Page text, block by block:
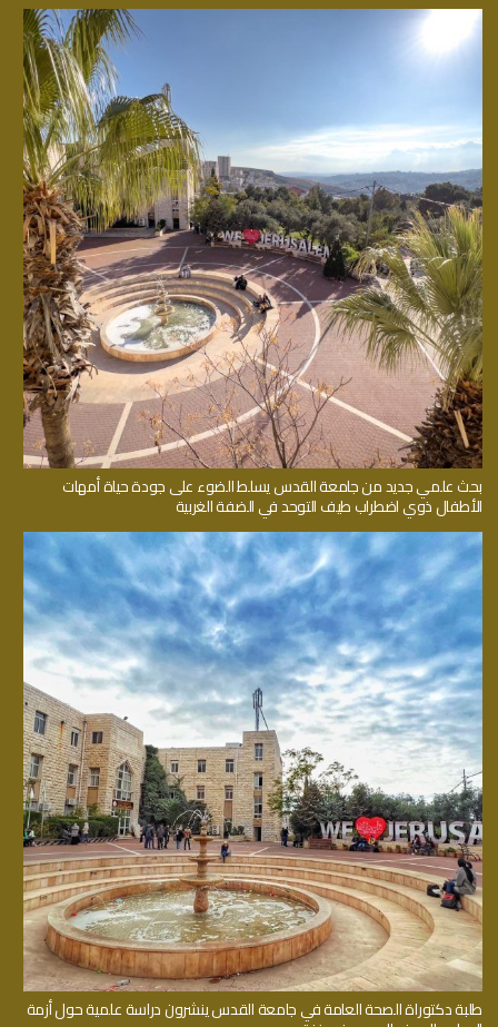
بحث علمي جديد من جامعة القدس يسلط الضوء على جودة حياة أمهات
الأطفال ذوي اضطراب طيف التوحد في الضفة الغربية
طلبة دكتوراة الصحة العامة في جامعة القدس ينشرون دراسة علمية حول أزمة